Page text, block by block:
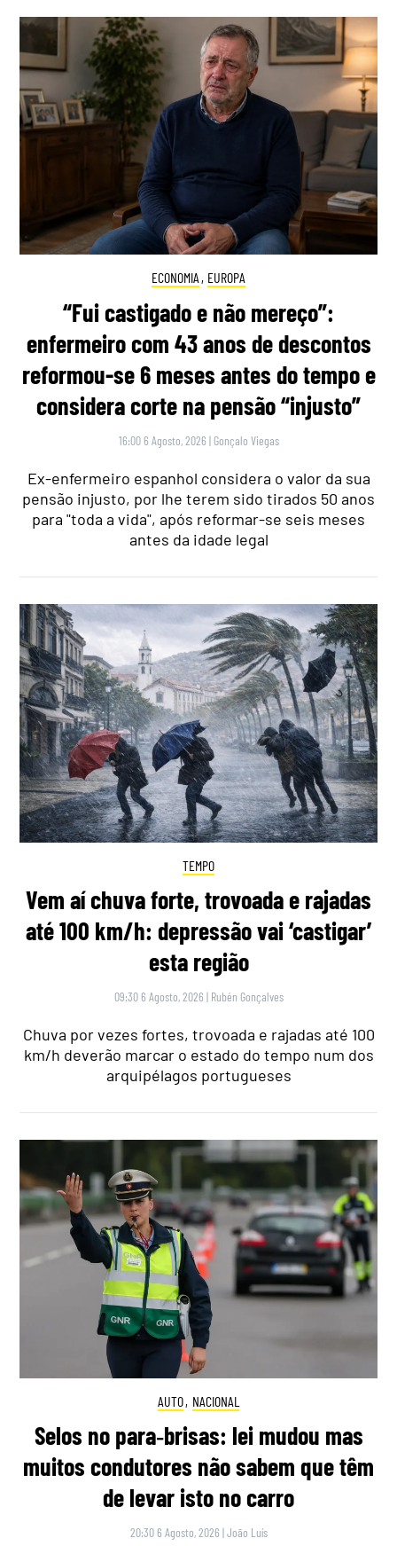
ECONOMIA , EUROPA
“Fui castigado e não mereço”:
enfermeiro com 43 anos de descontos
reformou-se 6 meses antes do tempo e
considera corte na pensão “injusto”
16:00 6 Agosto, 2026 | Gonçalo Viegas
Ex-enfermeiro espanhol considera o valor da sua
pensão injusto, por lhe terem sido tirados 50 anos
para "toda a vida", após reformar-se seis meses
antes da idade legal
TEMPO
Vem aí chuva forte, trovoada e rajadas
até 100 km/h: depressão vai ‘castigar’
esta região
09:30 6 Agosto, 2026 | Rubén Gonçalves
Chuva por vezes fortes, trovoada e rajadas até 100
km/h deverão marcar o estado do tempo num dos
arquipélagos portugueses
AUTO, NACIONAL
Selos no para‑brisas: lei mudou mas
muitos condutores não sabem que têm
de levar isto no carro
20:30 6 Agosto, 2026 |João Luís